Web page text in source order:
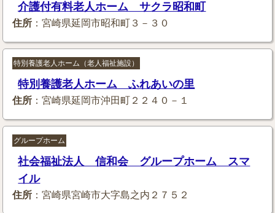
介護付有料老人ホーム サクラ昭和町
住所 ：宮崎県延岡市昭和町３－３０
特別養護老人ホーム（老人福祉施設）
特別養護老人ホーム ふれあいの里
住所 ：宮崎県延岡市沖田町２２４０－１
グループホーム
社会福祉法人 信和会 グループホーム スマ
イル
住所 ：宮崎県宮崎市大字島之内２７５２